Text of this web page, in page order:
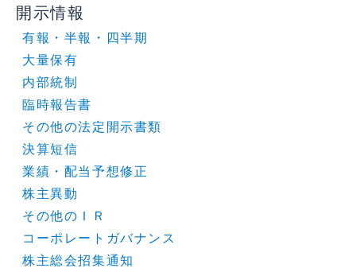
開示情報
有報・半報・四半期
大量保有
内部統制
臨時報告書
その他の法定開示書類
決算短信
業績・配当予想修正
株主異動
その他のＩＲ
コーポレートガバナンス
株主総会招集通知